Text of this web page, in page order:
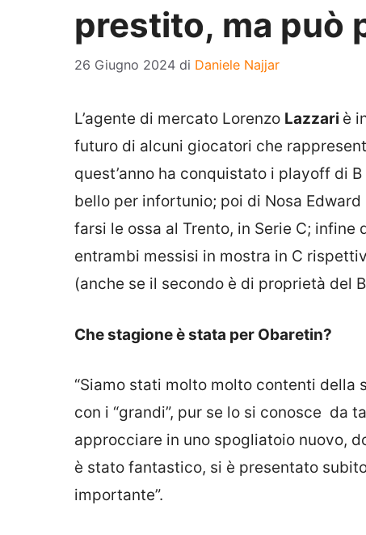
prestito, ma può
26 Giugno 2024 di Daniele Najjar
L’agente di mercato Lorenzo Lazzari è
futuro di alcuni giocatori che
quest’anno ha conquistato i playoff di
bello per infortunio; poi di Nosa Edward
farsi le ossa al Trento, in Serie C; infine
entrambi messisi in mostra in C
(anche se il secondo è di proprietà del
Che stagione è stata per Obaretin?
“Siamo stati molto molto contenti della
con i “grandi”, pur se lo si conosce da
approcciare in uno spogliatoio nuovo,
è stato fantastico, si è presentato
importante”.